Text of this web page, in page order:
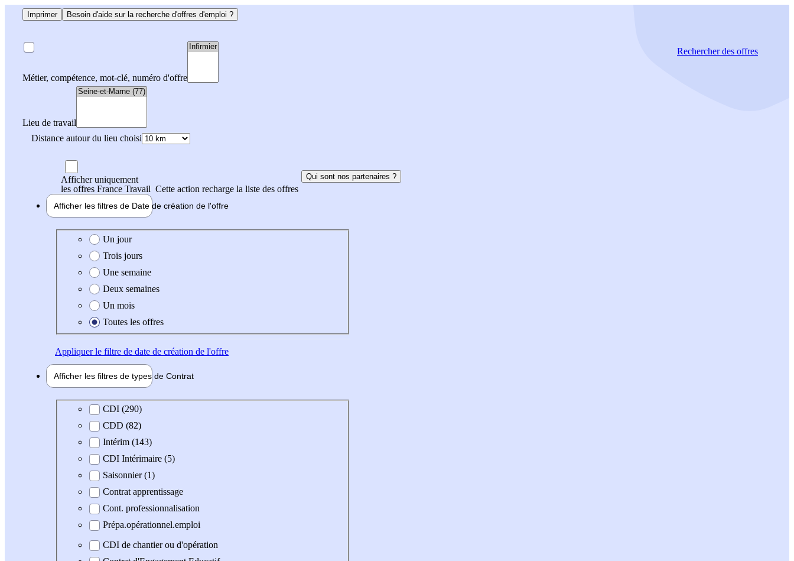
Imprimer Besoin d'aide sur la recherche d'offres d'emploi ?
Métier, compétence, mot-clé, numéro d'offre
Lieu de travail
Distance autour du lieu choisi
Rechercherdes offres
Afficher uniquement
les offres France Travail Cette action recharge la liste des offres
Qui sont nos partenaires ?
Afficher les filtres de Date de création de l'offre
Date de création de l'offre
Un jour
Trois jours
Une semaine
Deux semaines
Un mois
Toutes les offres
Appliquerle filtre de date de création de l'offre
Afficher les filtres de types de Contrat
Type de contratCDI (290)
CDD (82)
Intérim (143)
CDI Intérimaire (5)
Saisonnier (1)
Contrat apprentissage
Cont. professionnalisation
Prépa.opérationnel.emploi
CDI de chantier ou d'opération